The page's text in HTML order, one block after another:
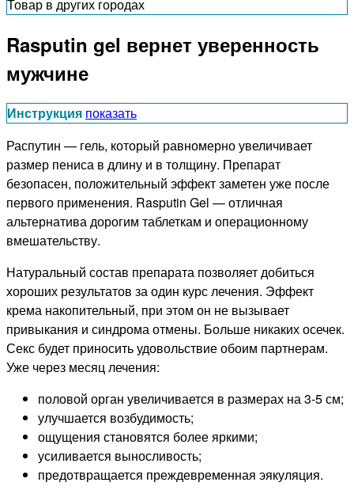
Товар в других городах
Rasputin gel вернет уверенность
мужчине
Инструкция показать
Распутин — гель, который равномерно увеличивает
размер пениса в длину и в толщину. Препарат
безопасен, положительный эффект заметен уже после
первого применения. Rasputin Gel — отличная
альтернатива дорогим таблеткам и операционному
вмешательству.
Натуральный состав препарата позволяет добиться
хороших результатов за один курс лечения. Эффект
крема накопительный, при этом он не вызывает
привыкания и синдрома отмены. Больше никаких осечек.
Секс будет приносить удовольствие обоим партнерам.
Уже через месяц лечения:
половой орган увеличивается в размерах на 3-5 см;
улучшается возбудимость;
ощущения становятся более яркими;
усиливается выносливость;
предотвращается преждевременная эякуляция.